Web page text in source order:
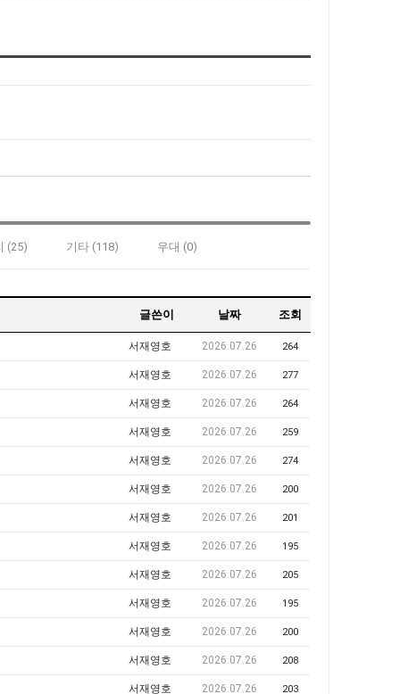
(25) 기타 (118) 우대 (0)
글쓴이 날짜 조회
서재영호 2026.07.26 264
서재영호 2026.07.26 277
서재영호 2026.07.26 264
서재영호 2026.07.26 259
서재영호 2026.07.26 274
서재영호 2026.07.26 200
서재영호 2026.07.26 201
서재영호 2026.07.26 195
서재영호 2026.07.26 205
서재영호 2026.07.26 195
서재영호 2026.07.26 200
서재영호 2026.07.26 208
서재영호 2026.07.26 203